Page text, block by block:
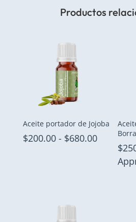
Productos
Aceite portador de Jojoba
$200.00 - $680.00Rango
precios:
$